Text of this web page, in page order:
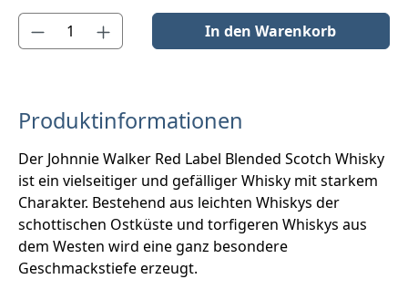
Produkt Anzahl: Gib den gewünschten Wert ein oder benutze
In den Warenkorb
Produktinformationen
Der Johnnie Walker Red Label Blended Scotch Whisky
ist ein vielseitiger und gefälliger Whisky mit starkem
Charakter. Bestehend aus leichten Whiskys der
schottischen Ostküste und torfigeren Whiskys aus
dem Westen wird eine ganz besondere
Geschmackstiefe erzeugt.